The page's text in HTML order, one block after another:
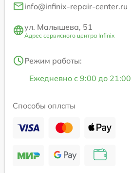
info@infinix-repair-center.ru
ул. Малышева, 51
Адрес сервисного центра Infinix
Режим работы:
Ежедневно с 9:00 до 21:00
Способы оплаты